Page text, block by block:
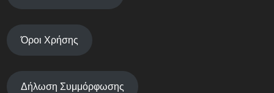
Όροι Χρήσης
Δήλωση Συμμόρφωσης